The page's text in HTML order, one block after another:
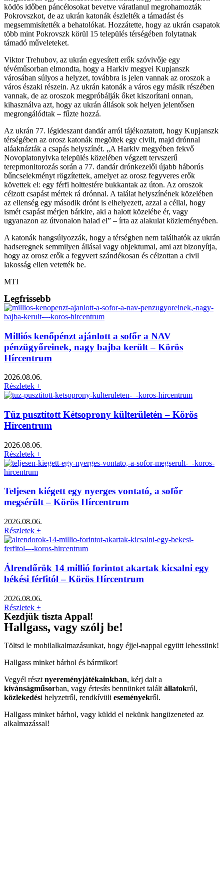
ködös időben páncélosokat bevetve váratlanul megrohamozták
Pokrovszkot, de az ukrán katonák észlelték a támadást és
megsemmisítették a behatolókat. Hozzátette, hogy az ukrán csapatok
több mint Pokrovszk körül 15 település térségében folytatnak
támadó műveleteket.
Viktor Trehubov, az ukrán egyesített erők szóvivője egy
tévéműsorban elmondta, hogy a Harkiv megyei Kupjanszk
városában súlyos a helyzet, továbbra is jelen vannak az oroszok a
város északi részein. Az ukrán katonák a város egy másik részében
vannak, de az oroszok megpróbálják őket kiszorítani onnan,
kihasználva azt, hogy az ukrán állások sok helyen jelentősen
megrongálódtak – fűzte hozzá.
Az ukrán 77. légideszant dandár arról tájékoztatott, hogy Kupjanszk
térségében az orosz katonák megöltek egy civilt, majd drónnal
aláaknázták a csapás helyszínét. „A Harkiv megyében fekvő
Novoplatonyivka település közelében végzett tervszerű
terepmonitorozás során a 77. dandár drónkezelői újabb háborús
bűncselekményt rögzítettek, amelyet az orosz fegyveres erők
követtek el: egy férfi holttestére bukkantak az úton. Az oroszok
célzott csapást mértek rá drónnal. A találat helyszínének közelében
az ellenség egy második drónt is elhelyezett, azzal a céllal, hogy
ismét csapást mérjen bárkire, aki a halott közelébe ér, vagy
ugyanazon az útvonalon halad el” – írta az alakulat közleményében.
A katonák hangsúlyozzák, hogy a térségben nem találhatók az ukrán
hadseregnek semmilyen állásai vagy objektumai, ami azt bizonyítja,
hogy az orosz erők a fegyvert szándékosan és célzottan a civil
lakosság ellen vetették be.
MTI
Legfrissebb
Milliós kenőpénzt ajánlott a sofőr a NAV
pénzügyőreinek, nagy bajba került – Körös
Hírcentrum
2026.08.06.
Részletek +
Tűz pusztított Kétsoprony külterületén – Körös
Hírcentrum
2026.08.06.
Részletek +
Teljesen kiégett egy nyerges vontató, a sofőr
megsérült – Körös Hírcentrum
2026.08.06.
Részletek +
Álrendőrök 14 millió forintot akartak kicsalni egy
békési férfitól – Körös Hírcentrum
2026.08.06.
Részletek +
Kezdjük tiszta Appal!
Hallgass, vagy szólj be!
Töltsd le mobilalkalmazásunkat, hogy éjjel-nappal együtt lehessünk!
Hallgass minket bárhol és bármikor!
Vegyél részt nyereményjátékainkban, kérj dalt a
kívánságműsorban, vagy értesíts bennünket talált állatokról,
közlekedési helyzetről, rendkívüli eseményekről.
Hallgass minket bárhol, vagy küldd el nekünk hangüzeneted az
alkalmazással!